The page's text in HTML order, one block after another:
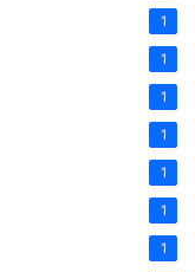
1
1
1
1
1
1
1